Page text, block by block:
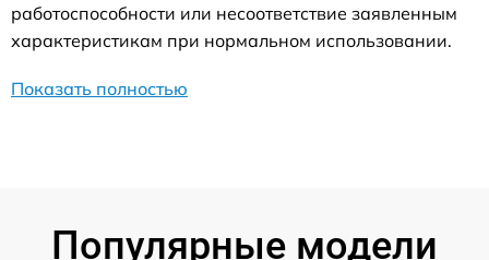
работоспособности или несоответствие заявленным
характеристикам при нормальном использовании.
Показать полностью
Популярные модели